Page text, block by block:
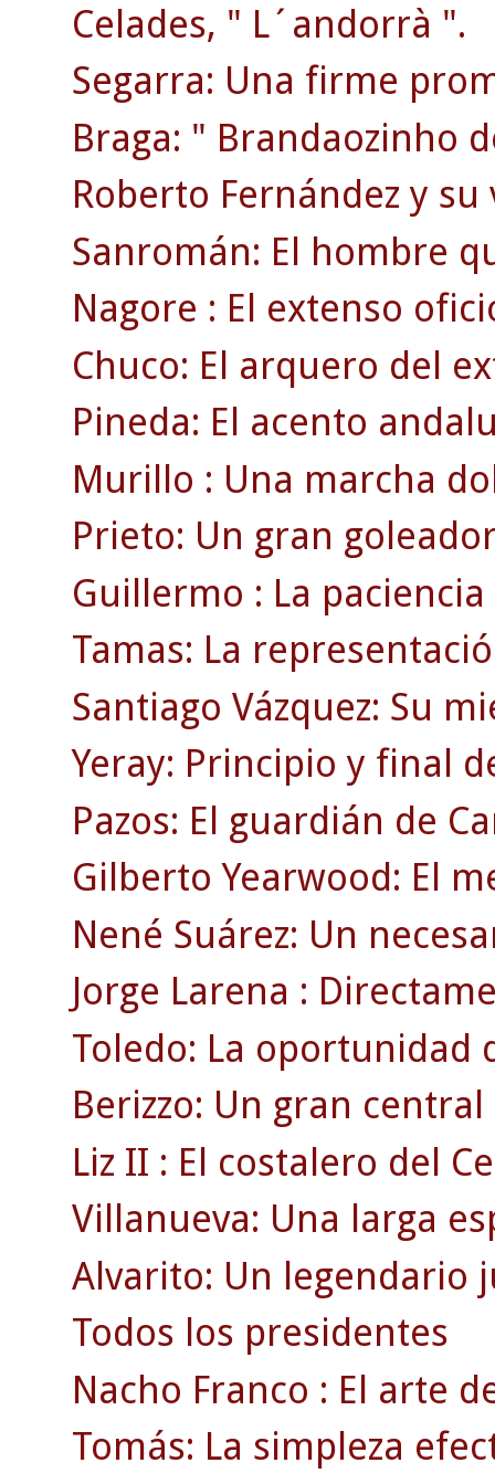
Celades, " L´andorrà ".
Segarra: Una firme
Braga: " Brandaozinho
Roberto Fernández y
Sanromán: El hombre
Nagore : El extenso
Chuco: El arquero del
Pineda: El acento
Murillo : Una marcha
Prieto: Un gran
Guillermo : La
Tamas: La
Santiago Vázquez: Su
Yeray: Principio y final
Pazos: El guardián de
Gilberto Yearwood: El
Nené Suárez: Un
Jorge Larena :
Toledo: La oportunidad
Berizzo: Un gran
Liz II : El costalero del
Villanueva: Una larga
Alvarito: Un legendario
Todos los presidentes
Nacho Franco : El arte
Tomás: La simpleza